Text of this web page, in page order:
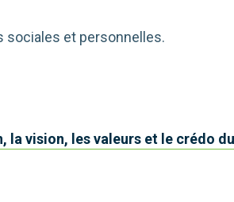
sociales et personnelles.
la vision, les valeurs et le crédo